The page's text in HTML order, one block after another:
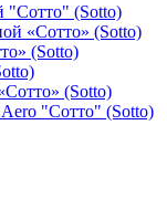
"Сотто" (Sotto)
«Сотто» (Sotto)
(Sotto)
(Sotto)
"Сотто" (Sotto)